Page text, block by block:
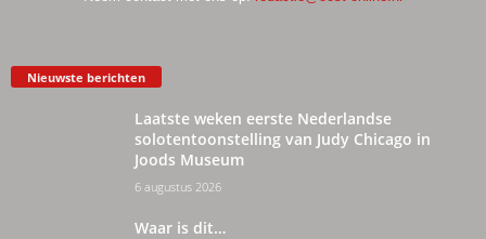
Nieuwste berichten
Laatste weken eerste Nederlandse
solotentoonstelling van Judy Chicago in
Joods Museum
6 augustus 2026
Waar is dit…